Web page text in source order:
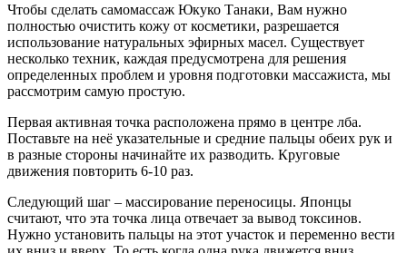
Чтобы сделать самомассаж Юкуко Танаки, Вам нужно
полностью очистить кожу от косметики, разрешается
использование натуральных эфирных масел. Существует
несколько техник, каждая предусмотрена для решения
определенных проблем и уровня подготовки массажиста, мы
рассмотрим самую простую.
Первая активная точка расположена прямо в центре лба.
Поставьте на неё указательные и средние пальцы обеих рук и
в разные стороны начинайте их разводить. Круговые
движения повторить 6-10 раз.
Следующий шаг – массирование переносицы. Японцы
считают, что эта точка лица отвечает за вывод токсинов.
Нужно установить пальцы на этот участок и переменно вести